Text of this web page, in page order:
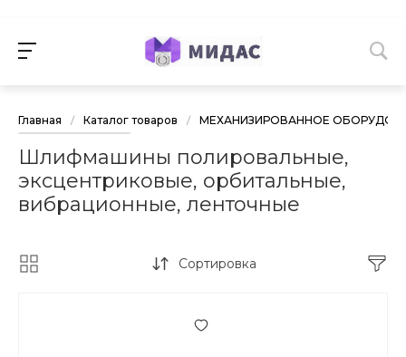
Главная / Каталог товаров / МЕХАНИЗИРОВАННОЕ
Шлифмашины полировальные,
эксцентриковые, орбитальные,
вибрационные, ленточные
Сортировка